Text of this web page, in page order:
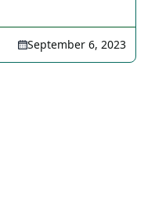
September 6, 2023